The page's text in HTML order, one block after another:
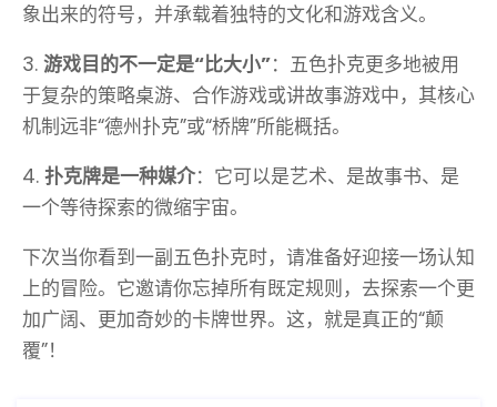
象出来的符号，并承载着独特的文化和游戏含义。
3. 游戏目的不一定是“比大小”：五色扑克更多地被用
于复杂的策略桌游、合作游戏或讲故事游戏中，其核心
机制远非“德州扑克”或“桥牌”所能概括。
4. 扑克牌是一种媒介：它可以是艺术、是故事书、是
一个等待探索的微缩宇宙。
下次当你看到一副五色扑克时，请准备好迎接一场认知
上的冒险。它邀请你忘掉所有既定规则，去探索一个更
加广阔、更加奇妙的卡牌世界。这，就是真正的“颠
覆”！